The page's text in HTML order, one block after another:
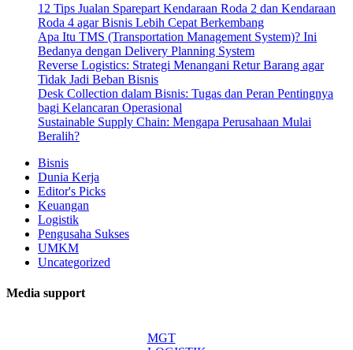
12 Tips Jualan Sparepart Kendaraan Roda 2 dan Kendaraan
Roda 4 agar Bisnis Lebih Cepat Berkembang
Apa Itu TMS (Transportation Management System)? Ini
Bedanya dengan Delivery Planning System
Reverse Logistics: Strategi Menangani Retur Barang agar
Tidak Jadi Beban Bisnis
Desk Collection dalam Bisnis: Tugas dan Peran Pentingnya
bagi Kelancaran Operasional
Sustainable Supply Chain: Mengapa Perusahaan Mulai
Beralih?
Bisnis
Dunia Kerja
Editor's Picks
Keuangan
Logistik
Pengusaha Sukses
UMKM
Uncategorized
Media support
MGT